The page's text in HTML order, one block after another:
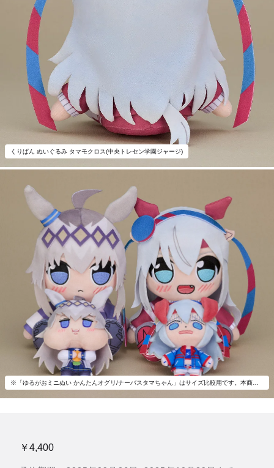
くりぱん ぬいぐるみ タマモクロス(中央トレセン学園ジャージ)
￥4,400